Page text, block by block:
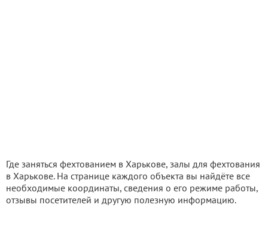
Где заняться фехтованием в Харькове, залы для фехтования
в Харькове. На странице каждого объекта вы найдёте все
необходимые координаты, сведения о его режиме работы,
отзывы посетителей и другую полезную информацию.